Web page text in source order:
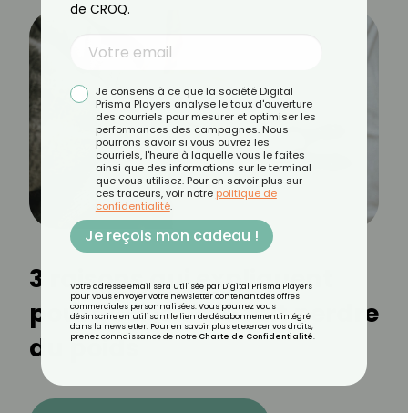
3 raisons qui expliquent
pourquoi le café fait perdre
du poids
de CROQ.
Je consens à ce que la société Digital
Prisma Players analyse le taux d'ouverture
des courriels pour mesurer et optimiser les
performances des campagnes. Nous
pourrons savoir si vous ouvrez les
courriels, l'heure à laquelle vous le faites
ainsi que des informations sur le terminal
que vous utilisez. Pour en savoir plus sur
ces traceurs, voir notre politique de
confidentialité.
Je reçois mon cadeau !
Votre adresse email sera utilisée par Digital Prisma Players
pour vous envoyer votre newsletter contenant des offres
commerciales personnalisées. Vous pourrez vous
désinscrire en utilisant le lien de désabonnement intégré
dans la newsletter. Pour en savoir plus et exercer vos droits,
prenez connaissance de notre Charte de Confidentialité.